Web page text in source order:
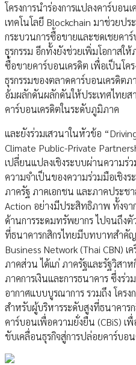
โครงการนำร่องการแปลงคาร์บอน
เทคโนโลยี Blockchain มาช่วยปร
กระบวนการซื้อขายและชดเชยคา
ธุรกรรม อีกทั้งยังช่วยเพิ่มโอกาสใ
ซื้อขายคาร์บอนเครดิต เพื่อเป็นโค
ธุรกรรมของตลาดคาร์บอนเครดิต
อ้มผลักดันผลักดันให้ประเทศไทยส
คาร์บอนเครดิตในระดับภูมิภาค
และยังร่วมเสวนาในหัวข้อ
Climate Public-Private
เปลี่ยนแปลงเชิงระบบผ่านความร่
ความจำเป็นของความร่วมมือเชิง
ภาครัฐ ภาคเอกชน และภาคประช
Action อย่างมีประสิทธิภาพ ทั้งจา
ด้านการระดมทรัพยากร ไปจนถึง
ที่ธนาคารกสิกรไทยมีบทบาทสำคัญ
Business Network (Thai CBN) เ
ภาคส่วน ได้แก่ ภาครัฐและรัฐวิสา
ภาคการเงินและการธนาคาร ซึ่งร่
อากาศแบบบูรณาการ รวมถึง โครง
สำหรับผู้บริหารระดับสูงที่ธนาคา
คาร์บอนเพื่อความยั่งยืน (CBiS) เ
ขับเคลื่อนธุรกิจสู่การปล่อยคาร์บอ